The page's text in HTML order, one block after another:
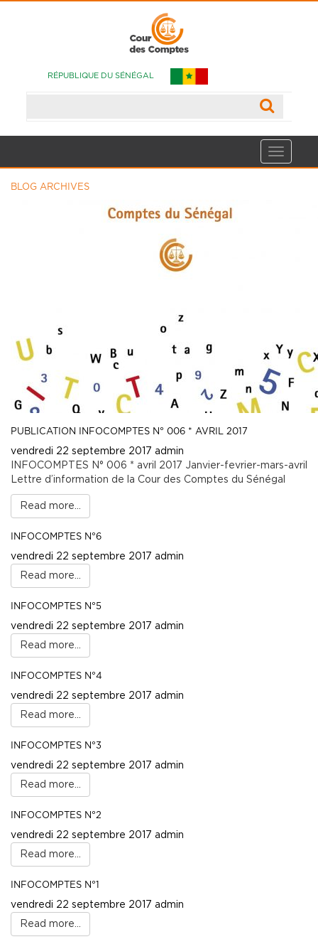
RÉPUBLIQUE DU SÉNÉGAL
BLOG ARCHIVES
PUBLICATION INFOCOMPTES N° 006 * AVRIL 2017
vendredi 22 septembre 2017 admin
INFOCOMPTES N° 006 * avril 2017 Janvier-fevrier-mars-avril
Lettre d’information de la Cour des Comptes du Sénégal
Read more...
INFOCOMPTES N°6
vendredi 22 septembre 2017 admin
Read more...
INFOCOMPTES N°5
vendredi 22 septembre 2017 admin
Read more...
INFOCOMPTES N°4
vendredi 22 septembre 2017 admin
Read more...
INFOCOMPTES N°3
vendredi 22 septembre 2017 admin
Read more...
INFOCOMPTES N°2
vendredi 22 septembre 2017 admin
Read more...
INFOCOMPTES N°1
vendredi 22 septembre 2017 admin
Read more...